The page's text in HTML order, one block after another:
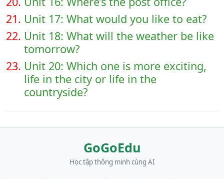
21. Unit 17: What would you like to eat?
22. Unit 18: What will the weather be like
tomorrow?
23. Unit 20: Which one is more exciting,
life in the city or life in the
countryside?
GoGoEdu
Học tập thông minh cùng AI